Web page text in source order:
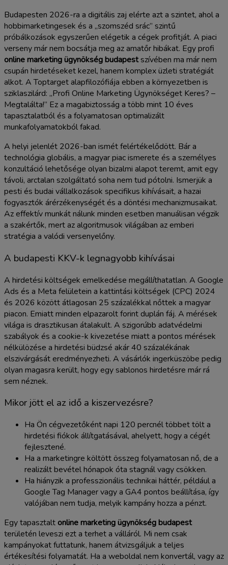
Budapesten 2026-ra a digitális zaj elérte azt a szintet, ahol a
hobbimarketingesek és a „szomszéd srác” szintű
próbálkozások egyszerűen elégetik a cégek profitját. A piaci
verseny már nem bocsátja meg az amatőr hibákat. Egy profi
online marketing ügynökség budapestszívében ma már nem
csupán hirdetéseket kezel, hanem komplex üzleti stratégiát
alkot. A Toptarget alapfilozófiája ebben a környezetben is
sziklaszilárd: „Profi Online Marketing Ügynökséget Keres? –
Megtalálta!” Ez a magabiztosság a több mint 10 éves
tapasztalatból és a folyamatosan optimalizált
munkafolyamatokból fakad.
A helyi jelenlét 2026-ban ismét felértékelődött. Bár a
technológia globális, a magyar piac ismerete és a személyes
konzultáció lehetősége olyan bizalmi alapot teremt, amit egy
távoli, arctalan szolgáltató soha nem tud pótolni. Ismerjük a
pesti és budai vállalkozások specifikus kihívásait, a hazai
fogyasztók árérzékenységét és a döntési mechanizmusaikat.
Az effektív munkát nálunk minden esetben manuálisan végzik
a szakértők, mert az algoritmusok világában az emberi
stratégia a valódi versenyelőny.
A budapesti KKV-k legnagyobb kihívásai
A hirdetési költségek emelkedése megállíthatatlan. A Google
Ads és a Meta felületein a kattintási költségek (CPC) 2024
és 2026 között átlagosan 25 százalékkal nőttek a magyar
piacon. Emiatt minden elpazarolt forint duplán fáj. A mérések
világa is drasztikusan átalakult. A szigorúbb adatvédelmi
szabályok és a cookie-k kivezetése miatt a pontos mérések
nélkülözése a hirdetési büdzsé akár 40 százalékának
elszivárgását eredményezheti. A vásárlók ingerküszöbe pedig
olyan magasra került, hogy egy sablonos hirdetésre már rá
sem néznek.
Mikor jött el az idő a kiszervezésre?
Ha Ön cégvezetőként napi 120 percnél többet tölt a
hirdetési fiókok állítgatásával, ahelyett, hogy a cégét
fejlesztené.
Ha a marketingre költött összeg folyamatosan nő, de a
realizált bevétel hónapok óta stagnál vagy csökken.
Ha hiányzik a professzionális technikai háttér, például a
Google Tag Manager vagy a GA4 pontos beállítása, így
valójában nem tudja, melyik kampány hozza a pénzt.
Egy tapasztaltonline marketing ügynökség budapest
területén leveszi ezt a terhet a válláról. Mi nem csak
kampányokat futtatunk, hanem átvizsgáljuk a teljes
értékesítési folyamatát. Ha a weboldal nem konvertál, vagy az